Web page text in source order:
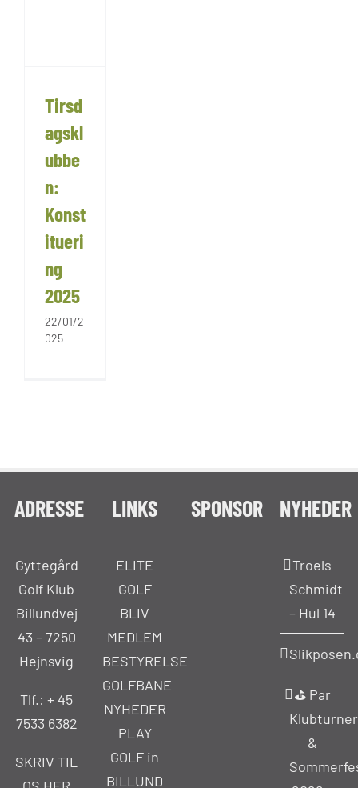
Tirsd
agskl
ubbe
n:
Konst
itueri
ng
2025
22/01/2
025
ADRESSE
Gyttegård
Golf Klub
Billundvej
43 – 7250
Hejnsvig
Tlf.: + 45
7533 6382
SKRIV TIL
LINKS
ELITE
GOLF
BLIV
MEDLEM
BESTYRELSE
GOLFBANE
NYHEDER
PLAY
GOLF in
BILLUND
SPONSOR NYHEDER
Troels
Schmidt
– Hul 14
⛳ Par
&